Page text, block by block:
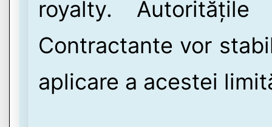
royalty.
Contractante vor
aplicare a acestei